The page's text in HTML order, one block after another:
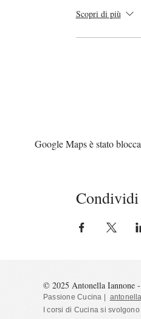
Scopri di più
Google Maps è stato
Condividi
© 2025 Antonella Iannone
Passione Cucina |
I corsi di Cucina si